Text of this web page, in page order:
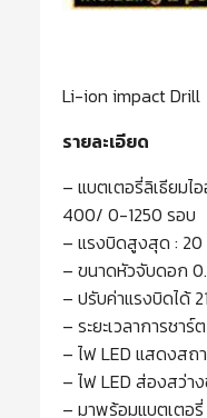
Li-ion impact Drill
รายละเอียด
– แบตเตอรี่ลิเธียมไ
400/ 0-1250 รอบ
– แรงบิดสูงสุด : 20
– ขนาดหัวจับดอก
– ปรับค่าแรงบิดได้
– ระยะเวลาการชา
– ไฟ LED แสดงสถ
– ไฟ LED ส่องสว่า
– มาพร้อมแบตเตอ